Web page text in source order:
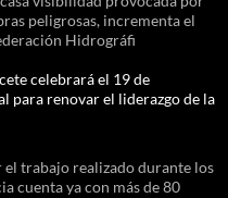
peligrosas, incrementa el
Hidrográfi
celebrará el 19 de
para renovar el liderazgo de la
el trabajo realizado durante los
cuenta ya con más de 80